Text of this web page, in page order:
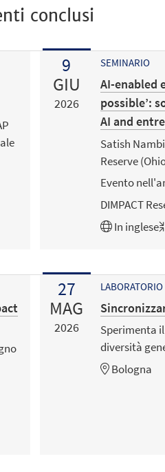
conclusi
9
GIU
2026
SEMINARIO
AI-enabled
possible’:
AI and
Satish
Reserve
Evento
DIMPACT
In inglese
27
MAG
2026
LABORATORIO
Sperimenta
diversità
Bologna